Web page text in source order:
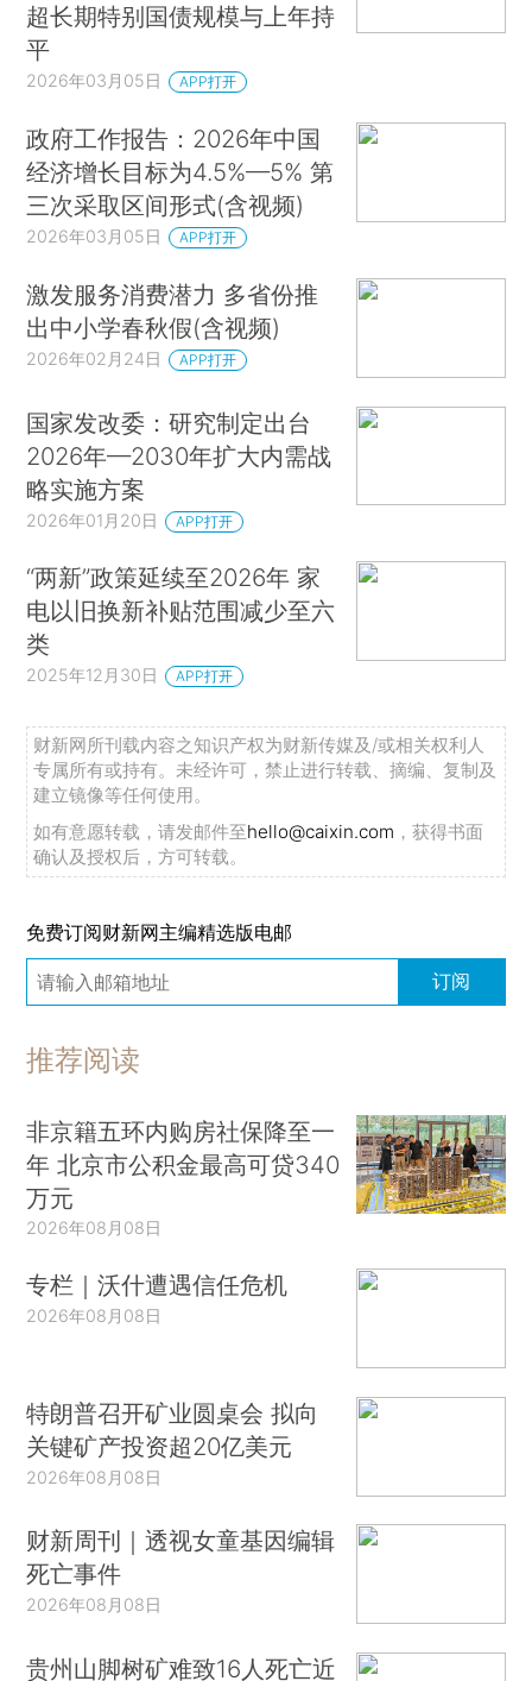
超长期特别国债规模与上年持
平
2026年03月05日 APP打开
政府工作报告：2026年中国
经济增长目标为4.5%—5% 第
三次采取区间形式(含视频)
2026年03月05日 APP打开
激发服务消费潜力 多省份推
出中小学春秋假(含视频)
2026年02月24日 APP打开
国家发改委：研究制定出台
2026年—2030年扩大内需战
略实施方案
2026年01月20日 APP打开
“两新”政策延续至2026年 家
电以旧换新补贴范围减少至六
类
2025年12月30日 APP打开
财新网所刊载内容之知识产权为财新传媒及/或相关权利人
专属所有或持有。未经许可，禁止进行转载、摘编、复制及
建立镜像等任何使用。
如有意愿转载，请发邮件至hello@caixin.com ，获得书面
确认及授权后，方可转载。
免费订阅财新网主编精选版电邮
订阅
推荐阅读
非京籍五环内购房社保降至一
年 北京市公积金最高可贷340
万元
2026年08月08日
专栏｜沃什遭遇信任危机
2026年08月08日
特朗普召开矿业圆桌会 拟向
关键矿产投资超20亿美元
2026年08月08日
财新周刊｜透视女童基因编辑
死亡事件
2026年08月08日
贵州山脚树矿难致16人死亡近